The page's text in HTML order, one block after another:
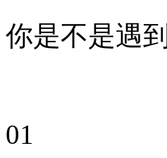
你是不是遇
01